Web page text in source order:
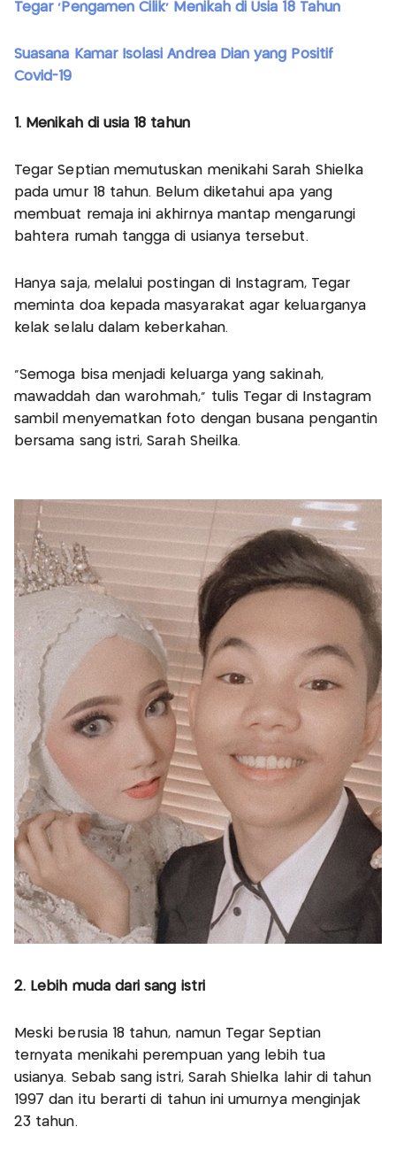
Tegar 'Pengamen Cilik' Menikah di Usia 18 Tahun
Suasana Kamar Isolasi Andrea Dian yang Positif
Covid-19
1. Menikah di usia 18 tahun
Tegar Septian memutuskan menikahi Sarah Shielka
pada umur 18 tahun. Belum diketahui apa yang
membuat remaja ini akhirnya mantap mengarungi
bahtera rumah tangga di usianya tersebut.
Hanya saja, melalui postingan di Instagram, Tegar
meminta doa kepada masyarakat agar keluarganya
kelak selalu dalam keberkahan.
“Semoga bisa menjadi keluarga yang sakinah,
mawaddah dan warohmah,” tulis Tegar di Instagram
sambil menyematkan foto dengan busana pengantin
bersama sang istri, Sarah Sheilka.
2. Lebih muda dari sang istri
Meski berusia 18 tahun, namun Tegar Septian
ternyata menikahi perempuan yang lebih tua
usianya. Sebab sang istri, Sarah Shielka lahir di tahun
1997 dan itu berarti di tahun ini umurnya menginjak
23 tahun.